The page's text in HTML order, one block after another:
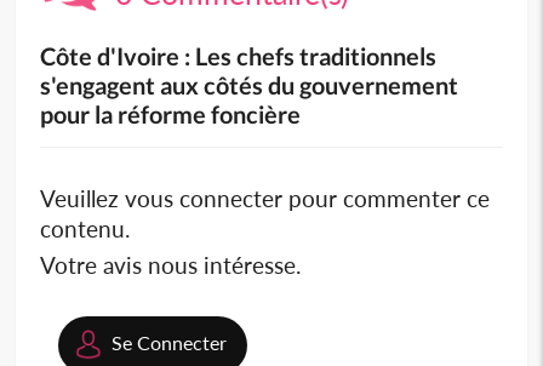
Côte d'Ivoire : Les chefs traditionnels
s'engagent aux côtés du gouvernement
pour la réforme foncière
Veuillez vous connecter pour commenter ce
contenu.
Votre avis nous intéresse.
Se Connecter